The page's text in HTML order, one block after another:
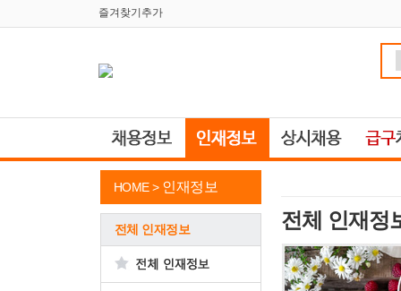
즐겨찾기추가
HOME > 인재정보
전체 인재정보 전체 인재정